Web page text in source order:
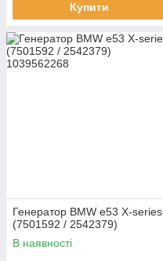
Купити
Генератор BMW e53 X-series
(7501592 / 2542379)
В наявності